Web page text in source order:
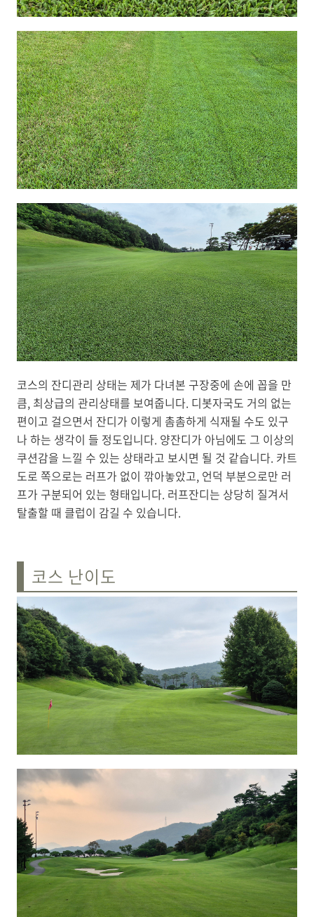
코스의 잔디관리 상태는 제가 다녀본 구장중에 손에 꼽을 만
큼, 최상급의 관리상태를 보여줍니다. 디봇자국도 거의 없는
편이고 걸으면서 잔디가 이렇게 촘촘하게 식재될 수도 있구
나 하는 생각이 들 정도입니다. 양잔디가 아님에도 그 이상의
쿠션감을 느낄 수 있는 상태라고 보시면 될 것 같습니다. 카트
도로 쪽으로는 러프가 없이 깎아놓았고, 언덕 부분으로만 러
프가 구분되어 있는 형태입니다. 러프잔디는 상당히 질겨서
탈출할 때 클럽이 감길 수 있습니다.
코스 난이도